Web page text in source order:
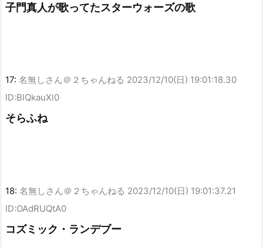
子門真人が歌ってたスターウォーズの歌
17: 名無しさん＠２ちゃんねる 2023/12/10(日) 19:01:18.30
ID:BlQkauXl0
そらふね
18: 名無しさん＠２ちゃんねる 2023/12/10(日) 19:01:37.21
ID:OAdRUQtA0
コズミック・ランデブー